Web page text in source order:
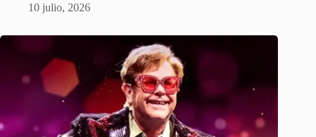
10 julio, 2026